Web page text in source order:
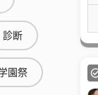
診断
園祭